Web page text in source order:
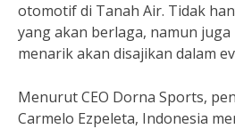
otomotif di Tanah Air. Tidak
yang akan berlaga, namun
menarik akan disajikan dalam
Menurut CEO Dorna Sports,
Carmelo Ezpeleta, Indonesia